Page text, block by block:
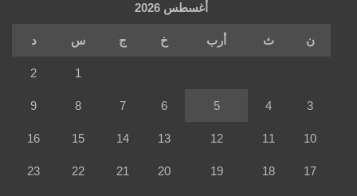
أغسطس 2026
ن ث أرب خ ج س د
1
2
3
4
5
6
7
8
9
10
11
12
13
14
15
16
17
18
19
20
21
22
23